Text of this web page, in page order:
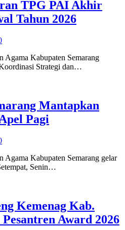
TPG PAI Akhir
Tahun 2026
Agama Kabupaten Semarang
Strategi dan…
Mantapkan
Pagi
Agama Kabupaten Semarang gelar
Senin…
Kemenag Kab.
Award 2026